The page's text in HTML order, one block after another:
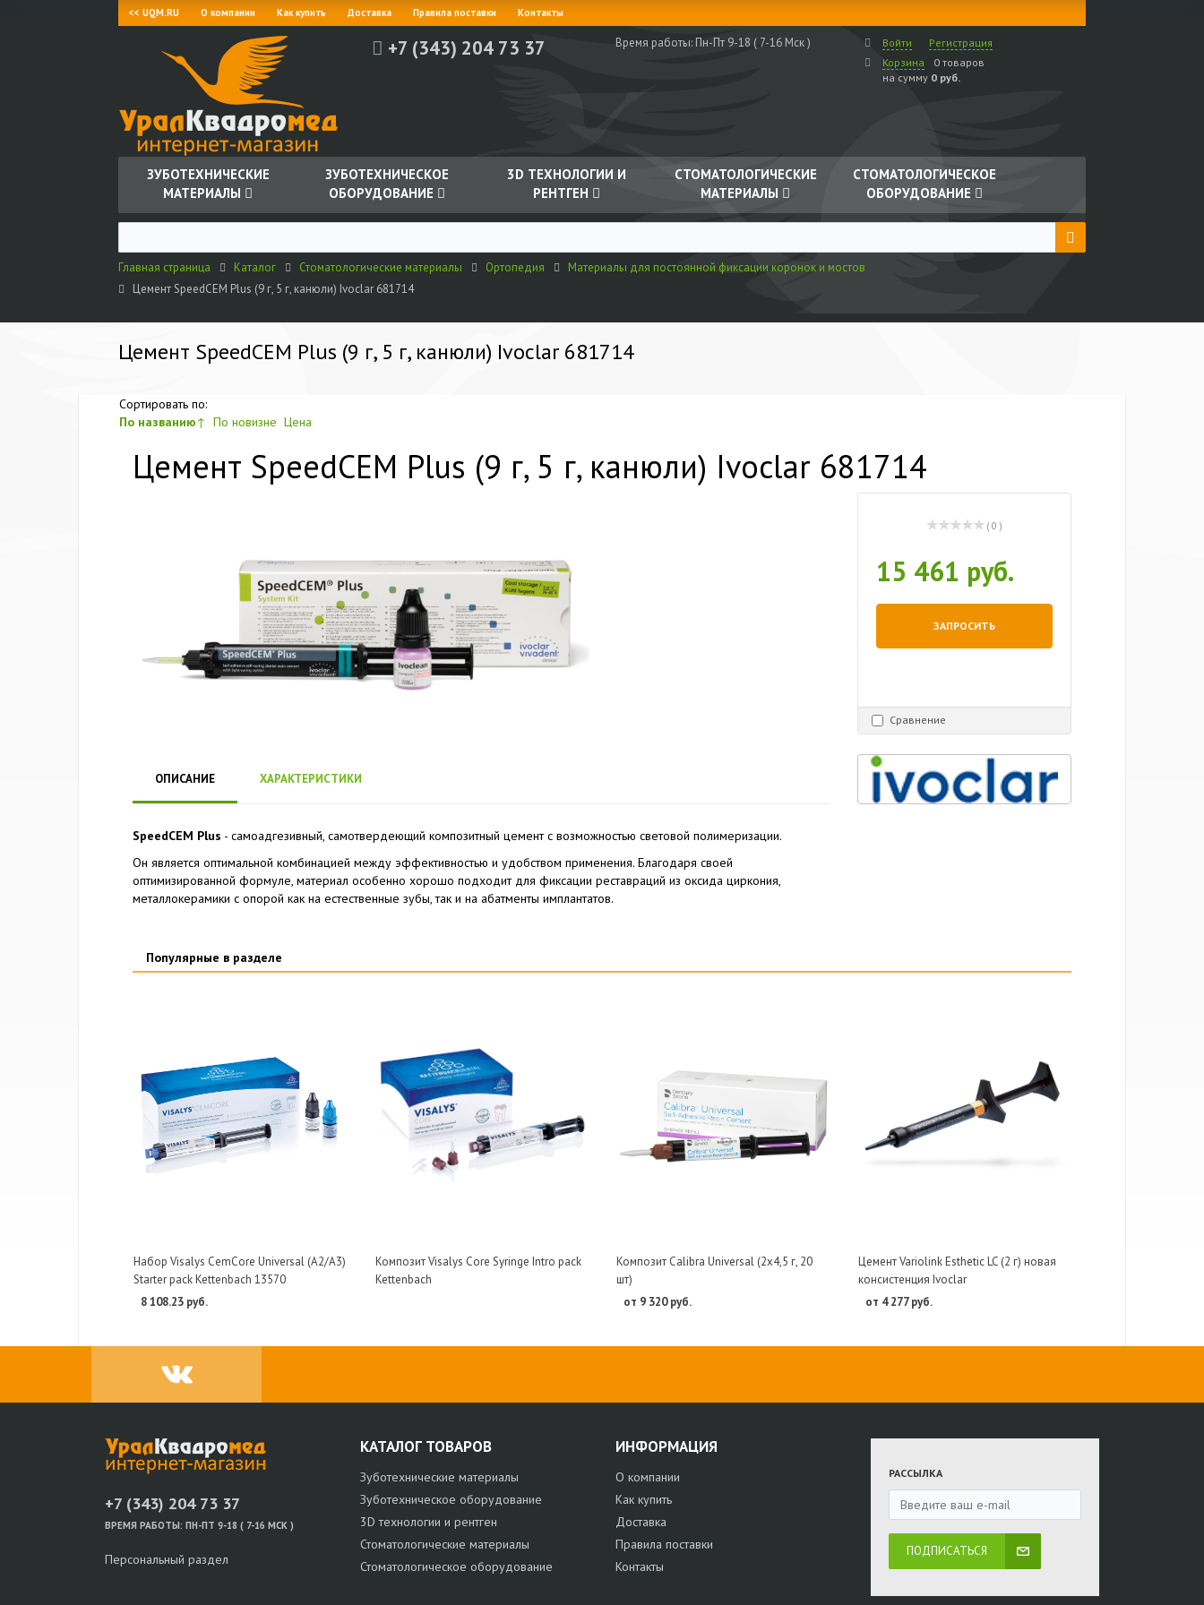
<< UQM.RU О компании Как купить Доставка Правила поставки Контакты
+7 (343) 204 73 37 Время работы:Пн-Пт 9-18 ( 7-16 Мск ) Войти
Регистрация
Корзина
0 товаров
на сумму 0 руб.
ЗУБОТЕХНИЧЕСКИЕ
МАТЕРИАЛЫ
ЗУБОТЕХНИЧЕСКОЕ
ОБОРУДОВАНИЕ
3D ТЕХНОЛОГИИ И
РЕНТГЕН
СТОМАТОЛОГИЧЕСКИЕ
МАТЕРИАЛЫ
СТОМАТОЛОГИЧЕСКОЕ
ОБОРУДОВАНИЕ
Главная страница Каталог Стоматологические материалы Ортопедия
Материалы для постоянной фиксации коронок и мостов
Цемент SpeedCEM Plus (9 г, 5 г, канюли) Ivoclar 681714
Цемент SpeedCEM Plus (9 г, 5 г, канюли) Ivoclar 681714
Сортировать по:
По названию↑ По новизне Цена
Цемент SpeedCEM Plus (9 г, 5 г, канюли) Ivoclar 681714
( 0 )
15 461 руб.
ЗАПРОСИТЬ
Сравнение
ОПИСАНИЕ ХАРАКТЕРИСТИКИ
SpeedCEM Plus - самоадгезивный, самотвердеющий композитный цемент с возможностью световой полимеризации.
Он является оптимальной комбинацией между эффективностью и удобством применения. Благодаря своей
оптимизированной формуле, материал особенно хорошо подходит для фиксации реставраций из оксида циркония,
металлокерамики с опорой как на естественные зубы, так и на абатменты имплантатов.
Популярные в разделе
Набор Visalys CemCore Universal (A2/A3)
Starter pack Kettenbach 13570
8 108.23 руб.
Композит Visalys Core Syringe Intro pack
Kettenbach
Композит Calibra Universal (2х4,5 г, 20
шт)
от 9 320 руб.
Цемент Variolink Esthetic LC (2 г) новая
консистенция Ivoclar
от 4 277 руб.
ИНФОРМАЦИЯ
О компании
Как купить
Доставка
Правила поставки
Контакты
КАТАЛОГ ТОВАРОВ
Зуботехнические материалы
Зуботехническое оборудование
3D технологии и рентген
Стоматологические материалы
Стоматологическое оборудование
РАССЫЛКА
ПОДПИСАТЬСЯ
+7 (343) 204 73 37
ВРЕМЯ РАБОТЫ: ПН-ПТ 9-18 ( 7-16 МСК )
Персональный раздел